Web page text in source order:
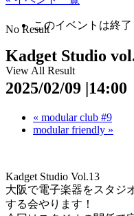
No Result
View All Result
このイベントは終了
Kadget Studio
2025/02/09 |14:00
« modular club #9
modular friendly »
Kadget Studio Vol.13
大阪で電子楽器をスタジ
する会やります！